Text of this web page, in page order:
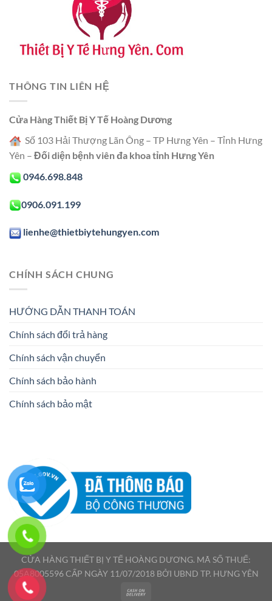
THÔNG TIN LIÊN HỆ
Cửa Hàng Thiết Bị Y Tế Hoàng Dương
Số 103 Hải Thượng Lãn Ông – TP Hưng Yên – Tỉnh Hưng
Yên – Đối diện bệnh viên đa khoa tỉnh Hưng Yên
0946.698.848
0906.091.199
lienhe@thietbiytehungyen.com
CHÍNH SÁCH CHUNG
HƯỚNG DẪN THANH TOÁN
Chính sách đổi trả hàng
Chính sách vận chuyển
Chính sách bảo hành
Chính sách bảo mật
CỬA HÀNG THIẾT BỊ Y TẾ HOÀNG DƯƠNG. MÃ SỐ THUẾ:
05A8005596 CẤP NGÀY 11/07/2018 BỞI UBND TP. HƯNG YÊN